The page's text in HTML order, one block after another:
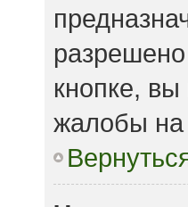
кнопке,
жалобы